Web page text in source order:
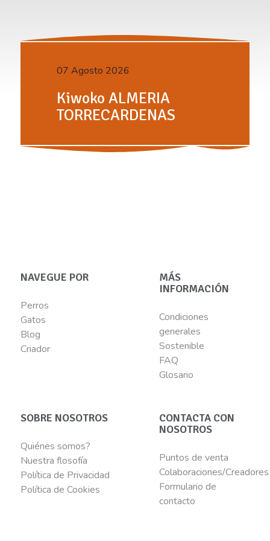
07 Agosto 2026
Kiwoko ALMERIA
TORRECARDENAS
NAVEGUE POR
Perros
Gatos
Blog
Criador
MÁS
INFORMACIÓN
Condiciones
generales
Sostenible
FAQ
Glosario
SOBRE NOSOTROS
Quiénes somos?
Nuestra flosofía
Política de Privacidad
Política de Cookies
CONTACTA CON
NOSOTROS
Puntos de venta
Colaboraciones/Creadores
Formulario de
contacto